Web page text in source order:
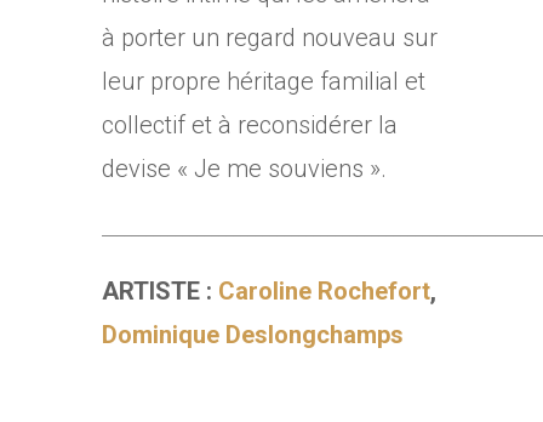
à porter un regard nouveau sur
leur propre héritage familial et
collectif et à reconsidérer la
devise « Je me souviens ».
ARTISTE : Caroline Rochefort,
Dominique Deslongchamps